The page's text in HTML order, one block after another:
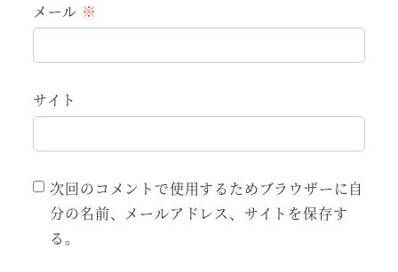
メール ※
サイト
次回のコメントで使用するためブラウザーに自
分の名前、メールアドレス、サイトを保存す
る。